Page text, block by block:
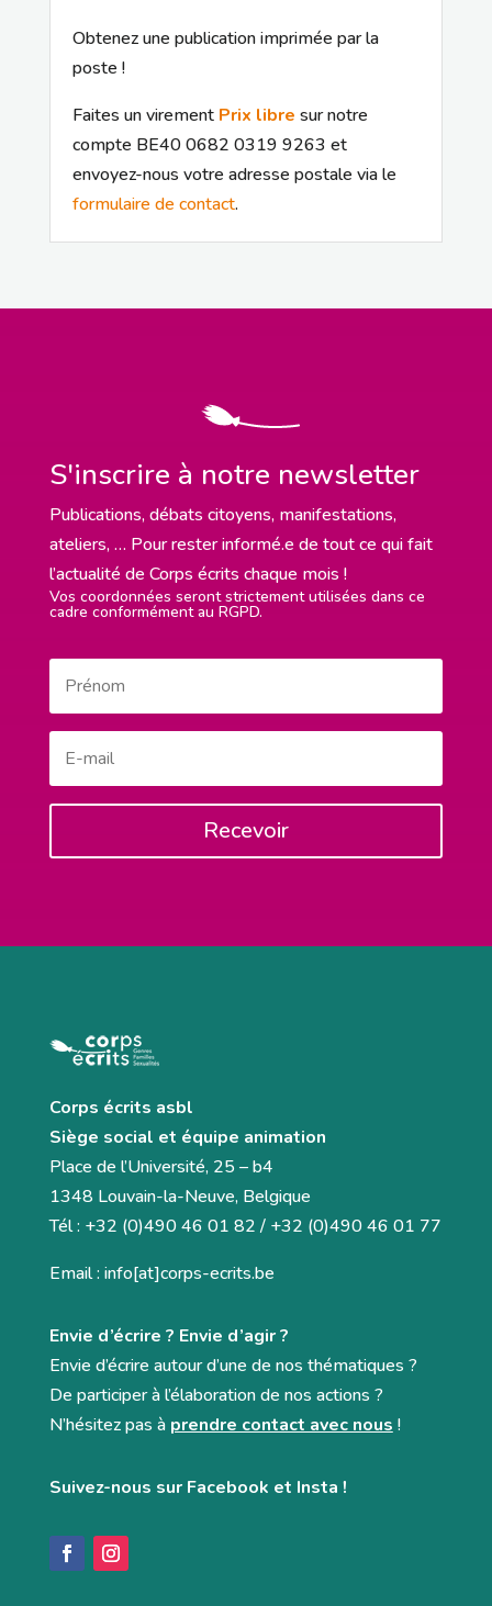
Obtenez une publication imprimée par la
poste !
Faites un virement Prix libre sur notre
compte BE40 0682 0319 9263 et
envoyez-nous votre adresse postale via le
formulaire de contact.
S'inscrire à notre newsletter
Publications, débats citoyens, manifestations,
ateliers, … Pour rester informé.e de tout ce qui fait
l’actualité de Corps écrits chaque mois !
Vos coordonnées seront strictement utilisées dans ce
cadre conformément au RGPD.
Recevoir
Corps écrits asbl
Siège social et équipe animation
Place de l’Université, 25 – b4
1348 Louvain-la-Neuve, Belgique
Tél : +32 (0)490 46 01 82 / +32 (0)490 46 01 77
Email : info[at]corps-ecrits.be
Envie d’écrire ? Envie d’agir ?
Envie d’écrire autour d’une de nos thématiques ?
De participer à l’élaboration de nos actions ?
N’hésitez pas à prendre contact avec nous !
Suivez-nous sur Facebook et Insta !